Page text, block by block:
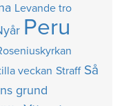
Levande tro
Peru
veckan Straff Så
grund